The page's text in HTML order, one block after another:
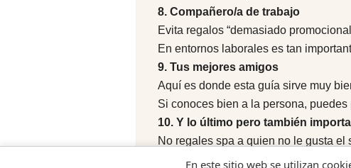
8. Compañero/a de trabajo
Evita regalos “demasiado
En entornos laborales es tan
9. Tus mejores amigos
Aquí es donde esta guía sirve muy
Si conoces bien a la persona,
10. Y lo último pero también
No regales spa a quien no le gusta el
No pasa nada.
En este sitio web se utilizan